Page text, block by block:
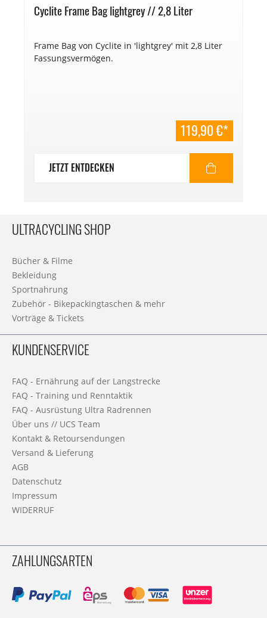
Cyclite Frame Bag lightgrey // 2,8 Liter
Frame Bag von Cyclite in 'lightgrey' mit 2,8 Liter
Fassungsvermögen.
119,90 €*
JETZT ENTDECKEN
ULTRACYCLING SHOP
Bücher & Filme
Bekleidung
Sportnahrung
Zubehör - Bikepackingtaschen & mehr
Vorträge & Tickets
KUNDENSERVICE
FAQ - Ernährung auf der Langstrecke
FAQ - Training und Renntaktik
FAQ - Ausrüstung Ultra Radrennen
Über uns // UCS Team
Kontakt & Retoursendungen
Versand & Lieferung
AGB
Datenschutz
Impressum
WIDERRUF
ZAHLUNGSARTEN